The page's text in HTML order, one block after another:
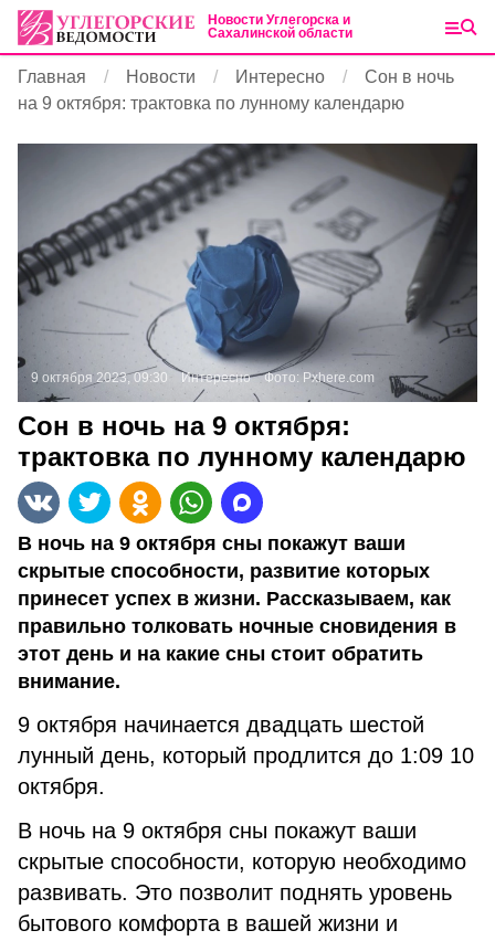
Новости Углегорска и
Сахалинской области
Главная Новости Интересно
Сон в ночь
на 9 октября: трактовка по лунному календарю
9 октября 2023, 09:30 Интересно Фото: Pxhere.com
Сон в ночь на 9 октября:
трактовка по лунному календарю
В ночь на 9 октября сны покажут ваши
скрытые способности, развитие которых
принесет успех в жизни. Рассказываем, как
правильно толковать ночные сновидения в
этот день и на какие сны стоит обратить
внимание.
9 октября начинается двадцать шестой
лунный день, который продлится до 1:09 10
октября.
В ночь на 9 октября сны покажут ваши
скрытые способности, которую необходимо
развивать. Это позволит поднять уровень
бытового комфорта в вашей жизни и